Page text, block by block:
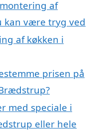
af
kan være tryg ved
af køkken i
prisen på
med speciale i
eller hele